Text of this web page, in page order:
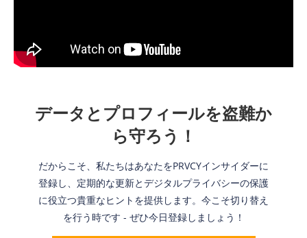
データとプロフィールを盗難か
ら守ろう！
だからこそ、私たちはあなたをPRVCYインサイダーに
登録し、定期的な更新とデジタルプライバシーの保護
に役立つ貴重なヒントを提供します。今こそ切り替え
を行う時です - ぜひ今日登録しましょう！